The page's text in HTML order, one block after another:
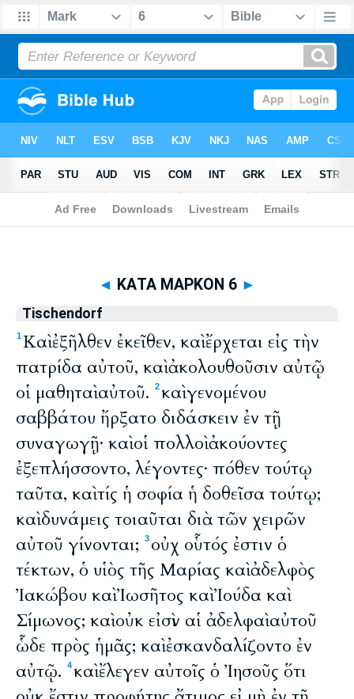
Biblia> Tischendorf > ΚΑΤΑ ΜΑΡΚΟΝ 6
◄ ΚΑΤΑ ΜΑΡΚΟΝ 6 ►
Tischendorf
1Καὶ ἐξῆλθεν ἐκεῖθεν, καὶ ἔρχεται εἰς τὴν
πατρίδα αὐτοῦ, καὶ ἀκολουθοῦσιν αὐτῷ
οἱ μαθηταὶ αὐτοῦ.
2καὶ γενομένου
σαββάτου ἤρξατο διδάσκειν ἐν τῇ
συναγωγῇ· καὶ οἱ πολλοὶ ἀκούοντες
ἐξεπλήσσοντο, λέγοντες· πόθεν τούτῳ
ταῦτα, καὶ τίς ἡ σοφία ἡ δοθεῖσα τούτῳ;
καὶ δυνάμεις τοιαῦται διὰ τῶν χειρῶν
αὐτοῦ γίνονται;
3 οὐχ οὗτός ἐστιν ὁ
τέκτων, ὁ υἱὸς τῆς Μαρίας καὶ ἀδελφὸς
Ἰακώβου καὶ Ἰωσῆτος καὶ Ἰούδα καὶ
Σίμωνος; καὶ οὐκ εἰσὶν αἱ ἀδελφαὶ αὐτοῦ
ὧδε πρὸς ἡμᾶς; καὶ ἐσκανδαλίζοντο ἐν
αὐτῷ.
4καὶ ἔλεγεν αὐτοῖς ὁ Ἰησοῦς ὅτι